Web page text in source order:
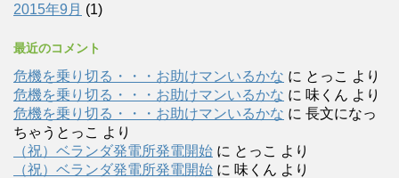
2015年9月 (1)
最近のコメント
危機を乗り切る・・・お助けマンいるかな に とっこ より
危機を乗り切る・・・お助けマンいるかな に 味くん より
危機を乗り切る・・・お助けマンいるかな に 長文になっ
ちゃうとっこ より
（祝）ベランダ発電所発電開始 に とっこ より
（祝）ベランダ発電所発電開始 に 味くん より